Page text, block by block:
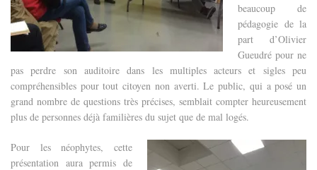
beaucoup de
pédagogie de la
part d’Olivier
Gueudré pour ne
pas perdre son auditoire dans les multiples acteurs et sigles peu
compréhensibles pour tout citoyen non averti. Le public, qui a posé un
grand nombre de questions très précises, semblait compter heureusement
plus de personnes déjà familières du sujet que de mal logés.
Pour les néophytes, cette
présentation aura permis de